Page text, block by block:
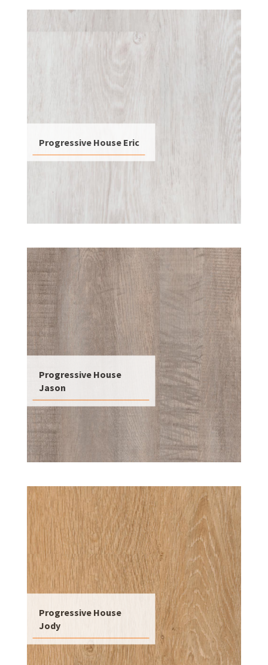
Progressive House Eric
Progressive House
Jason
Progressive House
Jody